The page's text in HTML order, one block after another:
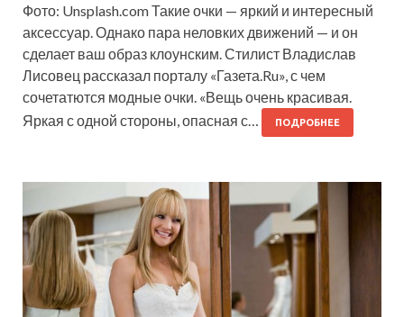
Фото: Unsplash.com Такие очки — яркий и интересный
аксессуар. Однако пара неловких движений — и он
сделает ваш образ клоунским. Стилист Владислав
Лисовец рассказал порталу «Газета.Ru», с чем
сочетатются модные очки. «Вещь очень красивая.
Яркая с одной стороны, опасная с…
ПОДРОБНЕЕ